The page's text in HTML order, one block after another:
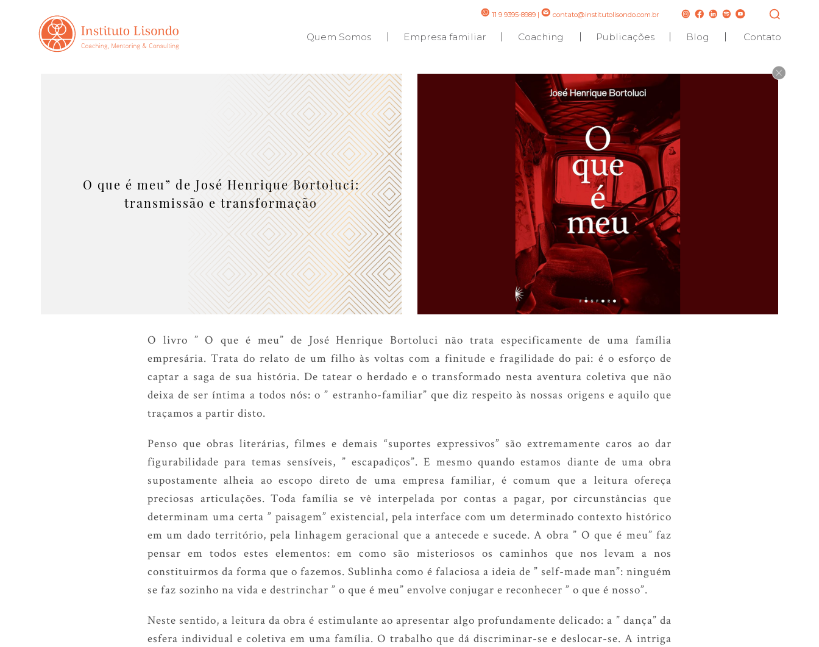
11 9 9395-8989 | contato@institutolisondo.com.br
Quem Somos Empresa familiar Coaching Publicações Blog Contato
O que é meu” de José Henrique Bortoluci:
transmissão e transformação
O livro ” O que é meu” de José Henrique Bortoluci não trata especificamente de uma família
empresária. Trata do relato de um filho às voltas com a finitude e fragilidade do pai: é o esforço de
captar a saga de sua história. De tatear o herdado e o transformado nesta aventura coletiva que não
deixa de ser íntima a todos nós: o ” estranho-familiar” que diz respeito às nossas origens e aquilo que
traçamos a partir disto.
Penso que obras literárias, filmes e demais “suportes expressivos” são extremamente caros ao dar
figurabilidade para temas sensíveis, ” escapadiços”. E mesmo quando estamos diante de uma obra
supostamente alheia ao escopo direto de uma empresa familiar, é comum que a leitura ofereça
preciosas articulações. Toda família se vê interpelada por contas a pagar, por circunstâncias que
determinam uma certa ” paisagem” existencial, pela interface com um determinado contexto histórico
em um dado território, pela linhagem geracional que a antecede e sucede. A obra ” O que é meu” faz
pensar em todos estes elementos: em como são misteriosos os caminhos que nos levam a nos
constituirmos da forma que o fazemos. Sublinha como é falaciosa a ideia de ” self-made man”: ninguém
se faz sozinho na vida e destrinchar ” o que é meu” envolve conjugar e reconhecer ” o que é nosso”.
Neste sentido, a leitura da obra é estimulante ao apresentar algo profundamente delicado: a ” dança” da
esfera individual e coletiva em uma família. O trabalho que dá discriminar-se e deslocar-se. A intriga